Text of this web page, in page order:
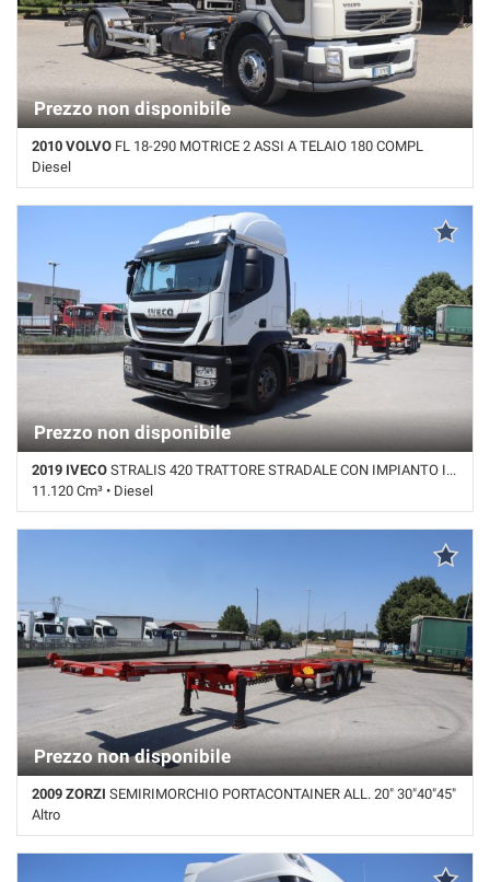
Prezzo non disponibile
2010 VOLVO FL 18-290 MOTRICE 2 ASSI A TELAIO 180 COMPL
Diesel
700.000 Km • Cambio Automatico • Bianco pastello
Prezzo non disponibile
2019 IVECO STRALIS 420 TRATTORE STRADALE CON IMPIANTO IDR.
11.120 Cm³ • Diesel
506.000 Km • Cambio Automatico • Bianco pastello • Cerchi in lega •
Prezzo non disponibile
2009 ZORZI SEMIRIMORCHIO PORTACONTAINER ALL. 20" 30"40"45"
Altro
Km non disponibile • Cambio Altro • Rosso pastello